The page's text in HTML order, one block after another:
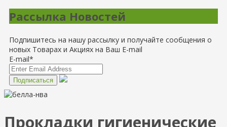
Рассылка Новостей
Подпишитесь на нашу рассылку и получайте сообщения о
новых Товарах и Акциях на Ваш E-mail
E-mail*
Прокладки гигиенические